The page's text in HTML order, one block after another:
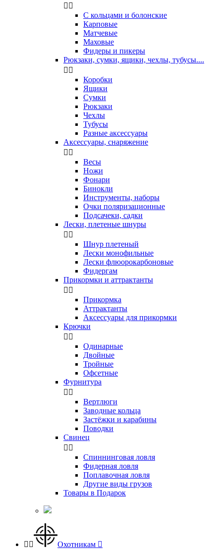
 
С кольцами и болонские
Карповые
Матчевые
Маховые
Фидеры и пикеры
Рюкзаки, сумки, ящики, чехлы, тубусы....
 
Коробки
Ящики
Сумки
Рюкзаки
Чехлы
Тубусы
Разные аксессуары
Аксессуары, снаряжение
 
Весы
Ножи
Фонари
Бинокли
Инструменты, наборы
Очки поляризационные
Подсачеки, садки
Лески, плетеные шнуры
 
Шнур плетеный
Лески монофильные
Лески флюорокарбоновые
Фидергам
Прикормки и аттрактанты
 
Прикормка
Аттрактанты
Аксессуары для прикормки
Крючки
 
Одинарные
Двойные
Тройные
Офсетные
Фурнитура
 
Вертлюги
Заводные кольца
Застёжки и карабины
Поводки
Свинец
 
Спиннинговая ловля
Фидерная ловля
Поплавочная ловля
Другие виды грузов
Товары в Подарок
  Охотникам 